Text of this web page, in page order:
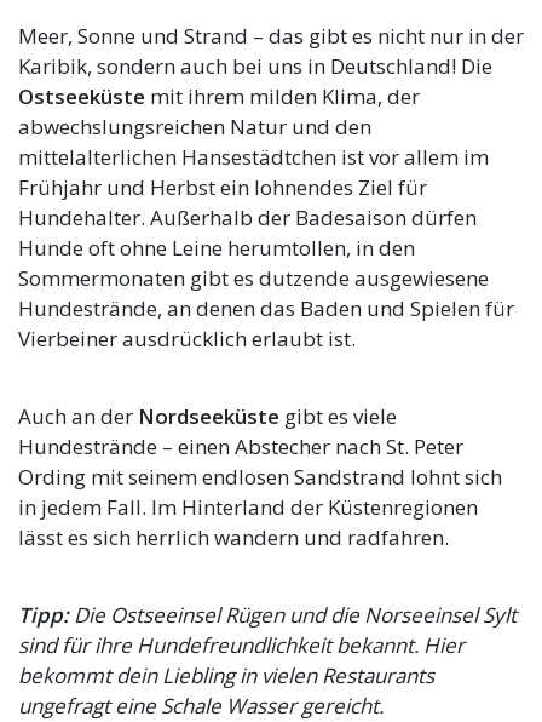
Meer, Sonne und Strand – das gibt es nicht nur in der
Karibik, sondern auch bei uns in Deutschland! Die
Ostseeküste mit ihrem milden Klima, der
abwechslungsreichen Natur und den
mittelalterlichen Hansestädtchen ist vor allem im
Frühjahr und Herbst ein lohnendes Ziel für
Hundehalter. Außerhalb der Badesaison dürfen
Hunde oft ohne Leine herumtollen, in den
Sommermonaten gibt es dutzende ausgewiesene
Hundestrände, an denen das Baden und Spielen für
Vierbeiner ausdrücklich erlaubt ist.
Auch an der Nordseeküste gibt es viele
Hundestrände – einen Abstecher nach St. Peter
Ording mit seinem endlosen Sandstrand lohnt sich
in jedem Fall. Im Hinterland der Küstenregionen
lässt es sich herrlich wandern und radfahren.
Tipp:Die Ostseeinsel Rügen und die Norseeinsel Sylt
sind für ihre Hundefreundlichkeit bekannt. Hier
bekommt dein Liebling in vielen Restaurants
ungefragt eine Schale Wasser gereicht.